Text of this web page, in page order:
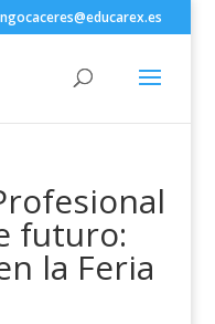
futuro:
la Feria